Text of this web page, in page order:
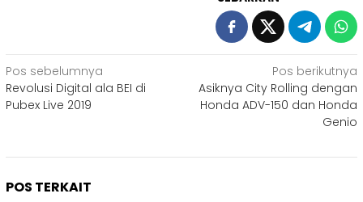
Navigasi
pos
Pos sebelumnya
Revolusi Digital ala BEI di
Pubex Live 2019
Pos berikutnya
Asiknya City Rolling dengan
Honda ADV-150 dan Honda
Genio
POS TERKAIT